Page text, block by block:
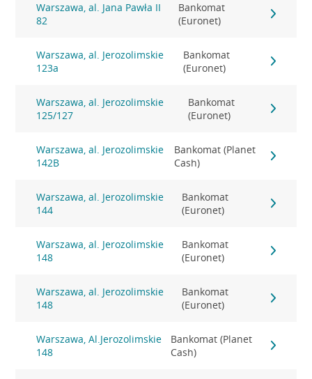
Warszawa, al. Jana Pawła II
82
Bankomat
(Euronet)
Warszawa, al. Jerozolimskie
123a
Bankomat
(Euronet)
Warszawa, al. Jerozolimskie
125/127
Bankomat
(Euronet)
Warszawa, al. Jerozolimskie
142B
Bankomat (Planet
Cash)
Warszawa, al. Jerozolimskie
144
Bankomat
(Euronet)
Warszawa, al. Jerozolimskie
148
Bankomat
(Euronet)
Warszawa, al. Jerozolimskie
148
Bankomat
(Euronet)
Warszawa, Al.Jerozolimskie
148
Bankomat (Planet
Cash)